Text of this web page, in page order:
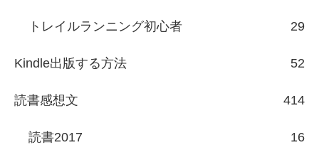
トレイルランニング初心者 29
Kindle出版する方法 52
読書感想文 414
読書2017 16